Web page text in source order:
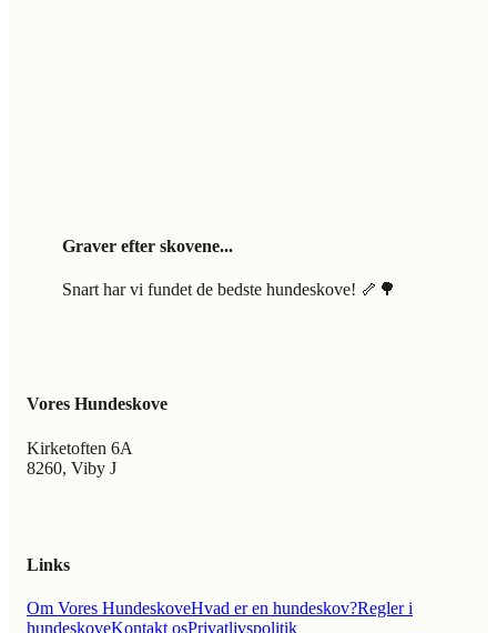
Graver efter skovene...
Snart har vi fundet de bedste hundeskove! 🦴🌳
Vores Hundeskove
Kirketoften 6A
8260, Viby J
Links
Om Vores HundeskoveHvad er en hundeskov?Regler i
hundeskoveKontakt osPrivatlivspolitik